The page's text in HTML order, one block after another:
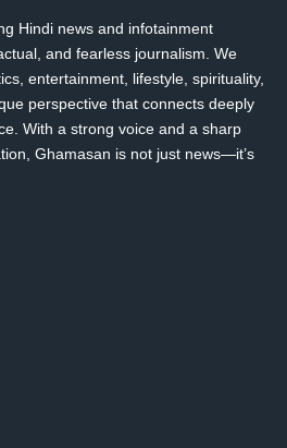
Hindi news and infotainment
and fearless journalism. We
entertainment, lifestyle, spirituality,
perspective that connects deeply
With a strong voice and a sharp
Ghamasan is not just news—it’s